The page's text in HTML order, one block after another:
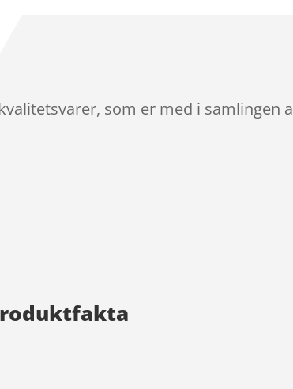
som er med i samlingen